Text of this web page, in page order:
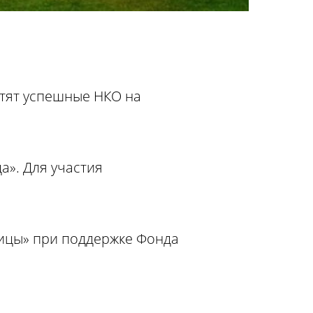
успешные НКО на
Для участия
при поддержке Фонда